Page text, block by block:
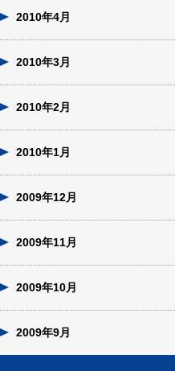
2010年4月
2010年3月
2010年2月
2010年1月
2009年12月
2009年11月
2009年10月
2009年9月